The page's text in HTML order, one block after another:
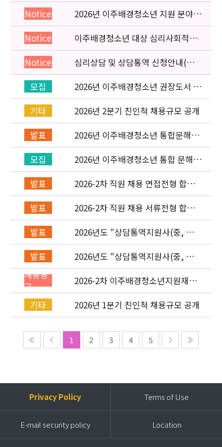
Notice
2026년 이주배경청소년 지원 분야
종사자 역량강화 교육 일정 안내
Notice
이주배경청소년 대상 심리사회적응
검사 연수동영상 개편 안내
Notice
심리상담 및 상담통역 신청안내(의뢰
서첨부)
모집
2026년 이주배경청소년 권장도서 목
록 구성을 위한 청소년 참여 이벤트
안내
기타
2026년 2분기 친인척 채용규모 공개
발표
2026년 이주배경청소년 통합문해력
교육지원사업 수행기관 선정 결과 발
표
모집
2026년 이주배경청소년 통합 문해력
교육지원 사업 위탁기관 신청 공고
발표
2026-2차 직원 채용 면접전형 합격
자 발표 및 적격심사 안내
발표
2026-2차 직원 채용 서류전형 합격
자 발표 및 면접전형 안내
발표
2026년도 "상담통역지원사(중, 베,
러, 몽)" 면접심사 합격자 발표
발표
2026년도 "상담통역지원사(중, 베,
러, 몽)" 서류심사 합격자 발표
채용공
고
2026-2차 이주배경청소년지원재단
직원(기획운영실/사업운영부/개발
협력부) 채용공고 (~4/26)
기타 2026년 1분기 친인척 채용규모 공개
1 2 3 4 5
Privacy Policy Terms of Use
E-mail security policy Location